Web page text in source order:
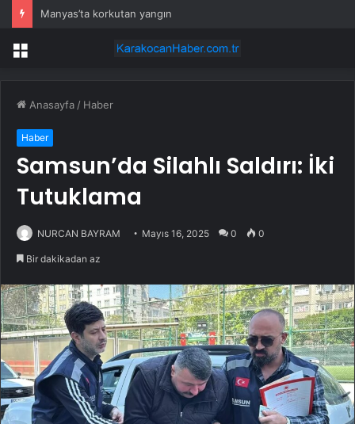
Manyas’ta korkutan yangın
Menü
Anasayfa / Haber
Haber
Samsun’da Silahlı Saldırı: İki
Tutuklama
NURCAN BAYRAM Mayıs 16, 2025 0 0
Bir dakikadan az